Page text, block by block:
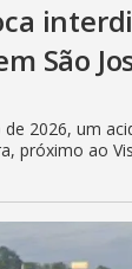
São
2026, um
próximo ao